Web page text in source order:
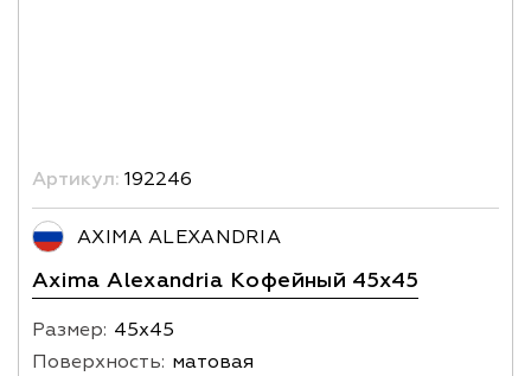
Артикул: 192246
AXIMA ALEXANDRIA
Axima Alexandria Кофейный 45x45
Размер: 45х45
Поверхность: матовая